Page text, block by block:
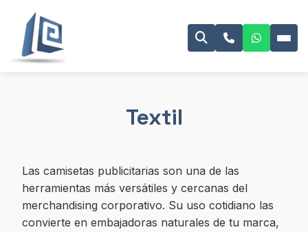
Textil
Las camisetas publicitarias son una de las
herramientas más versátiles y cercanas del
merchandising corporativo. Su uso cotidiano las
convierte en embajadoras naturales de tu marca,